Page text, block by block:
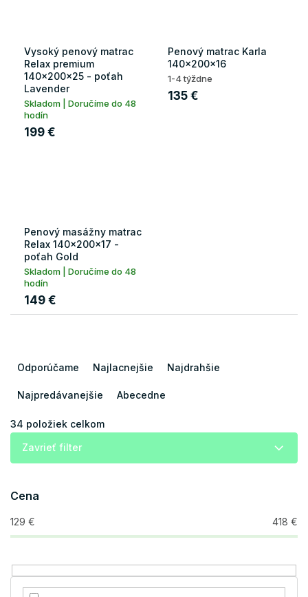
Vysoký penový matrac
Relax premium
140x200x25 - poťah
Lavender
Skladom | Doručíme do 48
hodín
199 €
Penový matrac Karla
140x200x16
1-4 týždne
135 €
Penový masážny matrac
Relax 140x200x17 -
poťah Gold
Skladom | Doručíme do 48
hodín
149 €
i
d
u
k
o
v
Odporúčame Najlacnejšie Najdrahšie
Najpredávanejšie Abecedne
34 položiek celkom
Zavrieť filter
Cena
129 € 418 €